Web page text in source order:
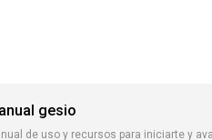
gesio
de uso y recursos para iniciarte y